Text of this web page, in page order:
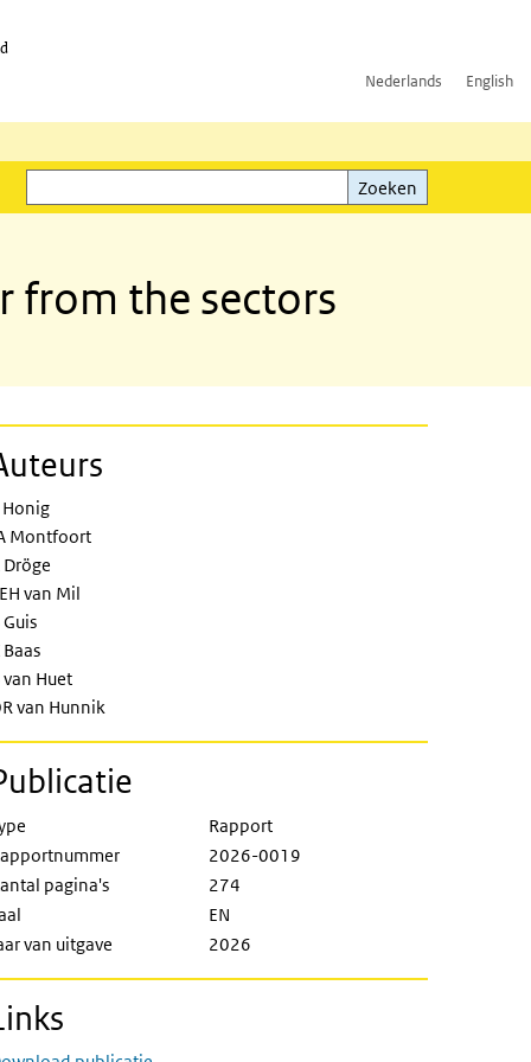
Nederlands English
Zoeken
from the sectors
Energie, Industrie en Afval
Honig
Montfoort
Dröge
van Mil
Guis
Baas
van Huet
van Hunnik
Rapport
2026-0019
pagina's
274
EN
van uitgave
2026